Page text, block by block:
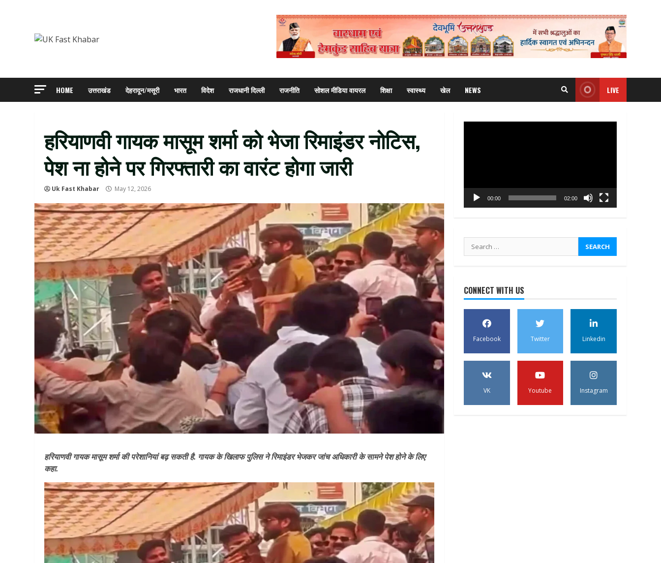
HOME उत्तराखंड देहरादून/मसूरी भारत विदेश राजधानी दिल्ली राजनीति सोशल मीडिया वायरल शिक्षा स्वास्थ्य खेल NEWS LIVE
हरियाणवी गायक मासूम शर्मा को भेजा रिमाइंडर नोटिस,
पेश ना होने पर गिरफ्तारी का वारंट होगा जारी
Uk Fast Khabar May 12, 2026
हरियाणवी गायक मासूम शर्मा की परेशानियां बढ़ सकती है. गायक के खिलाफ पुलिस ने रिमाइंडर भेजकर जांच अधिकारी के सामने पेश होने के लिए
कहा.
00:00 02:00
Search
for:
CONNECT WITH US
Facebook Twitter Linkedin
VK Youtube Instagram